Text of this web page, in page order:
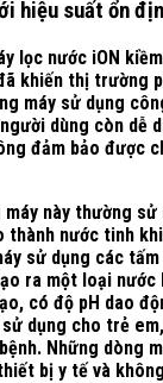
hiệu suất ổn
lọc nước iON
khiến thị trường
máy sử dụng
dùng còn dễ
đảm bảo được
này thường
thành nước tinh
sử dụng các
ra một loại nước
có độ pH dao
dụng cho trẻ
Những dòng
bị y tế và